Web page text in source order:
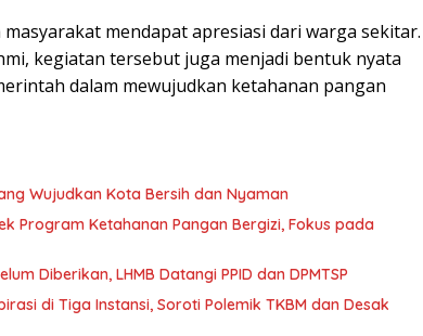
mendapat apresiasi dari warga sekitar.
kegiatan tersebut juga menjadi bentuk nyata
dalam mewujudkan ketahanan pangan
Wujudkan Kota Bersih dan Nyaman
Program Ketahanan Pangan Bergizi, Fokus pada
Diberikan, LHMB Datangi PPID dan DPMTSP
di Tiga Instansi, Soroti Polemik TKBM dan Desak